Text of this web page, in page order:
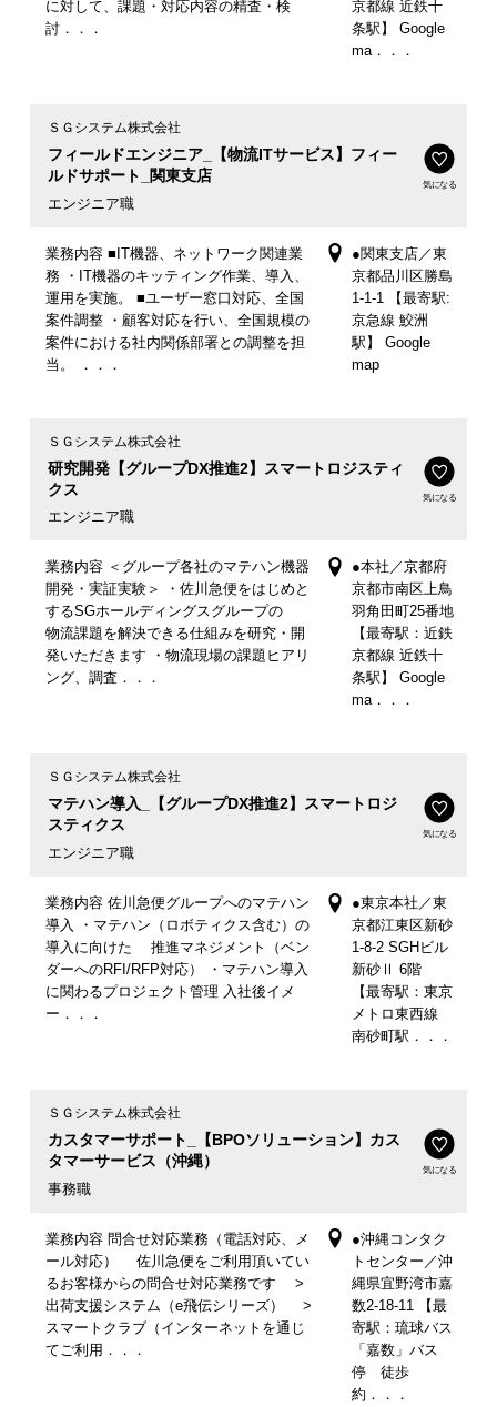
に対して、課題・対応内容の精査・検
討．．．
京都線 近鉄十
条駅】 Google
ma．．．
フィールドエンジニア_【物流ITサービス】フィー
ルドサポート_関東支店
エンジニア職
ＳＧシステム株式会社
気になる
業務内容 ■IT機器、ネットワーク関連業
務 ・IT機器のキッティング作業、導入、
運用を実施。 ■ユーザー窓口対応、全国
案件調整 ・顧客対応を行い、全国規模の
案件における社内関係部署との調整を担
当。 ．．．
●関東支店／東
京都品川区勝島
1-1-1 【最寄駅:
京急線 鮫洲
駅】 Google
map
研究開発【グループDX推進2】スマートロジスティ
クス
エンジニア職
ＳＧシステム株式会社
気になる
業務内容 ＜グループ各社のマテハン機器
開発・実証実験＞ ・佐川急便をはじめと
するSGホールディングスグループの
物流課題を解決できる仕組みを研究・開
発いただきます ・物流現場の課題ヒアリ
ング、調査．．．
●本社／京都府
京都市南区上鳥
羽角田町25番地
【最寄駅：近鉄
京都線 近鉄十
条駅】 Google
ma．．．
マテハン導入_【グループDX推進2】スマートロジ
スティクス
エンジニア職
ＳＧシステム株式会社
気になる
業務内容 佐川急便グループへのマテハン
導入 ・マテハン（ロボティクス含む）の
導入に向けた 推進マネジメント（ベン
ダーへのRFI/RFP対応） ・マテハン導入
に関わるプロジェクト管理 入社後イメ
ー．．．
●東京本社／東
京都江東区新砂
1-8-2 SGHビル
新砂Ⅱ 6階
【最寄駅：東京
メトロ東西線
南砂町駅．．．
カスタマーサポート_【BPOソリューション】カス
タマーサービス（沖縄）
事務職
ＳＧシステム株式会社
気になる
業務内容 問合せ対応業務（電話対応、メ
ール対応） 佐川急便をご利用頂いてい
るお客様からの問合せ対応業務です >
出荷支援システム（e飛伝シリーズ） >
スマートクラブ（インターネットを通じ
てご利用．．．
●沖縄コンタク
トセンター／沖
縄県宜野湾市嘉
数2-18-11 【最
寄駅：琉球バス
「嘉数」バス
停 徒歩
約．．．